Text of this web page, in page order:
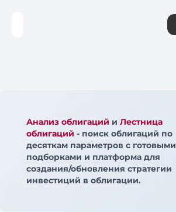
Анализ облигаций и Лестница
облигаций - поиск облигаций по
десяткам параметров с готовыми
подборками и платформа для
создания/обновления стратегии
инвестиций в облигации.